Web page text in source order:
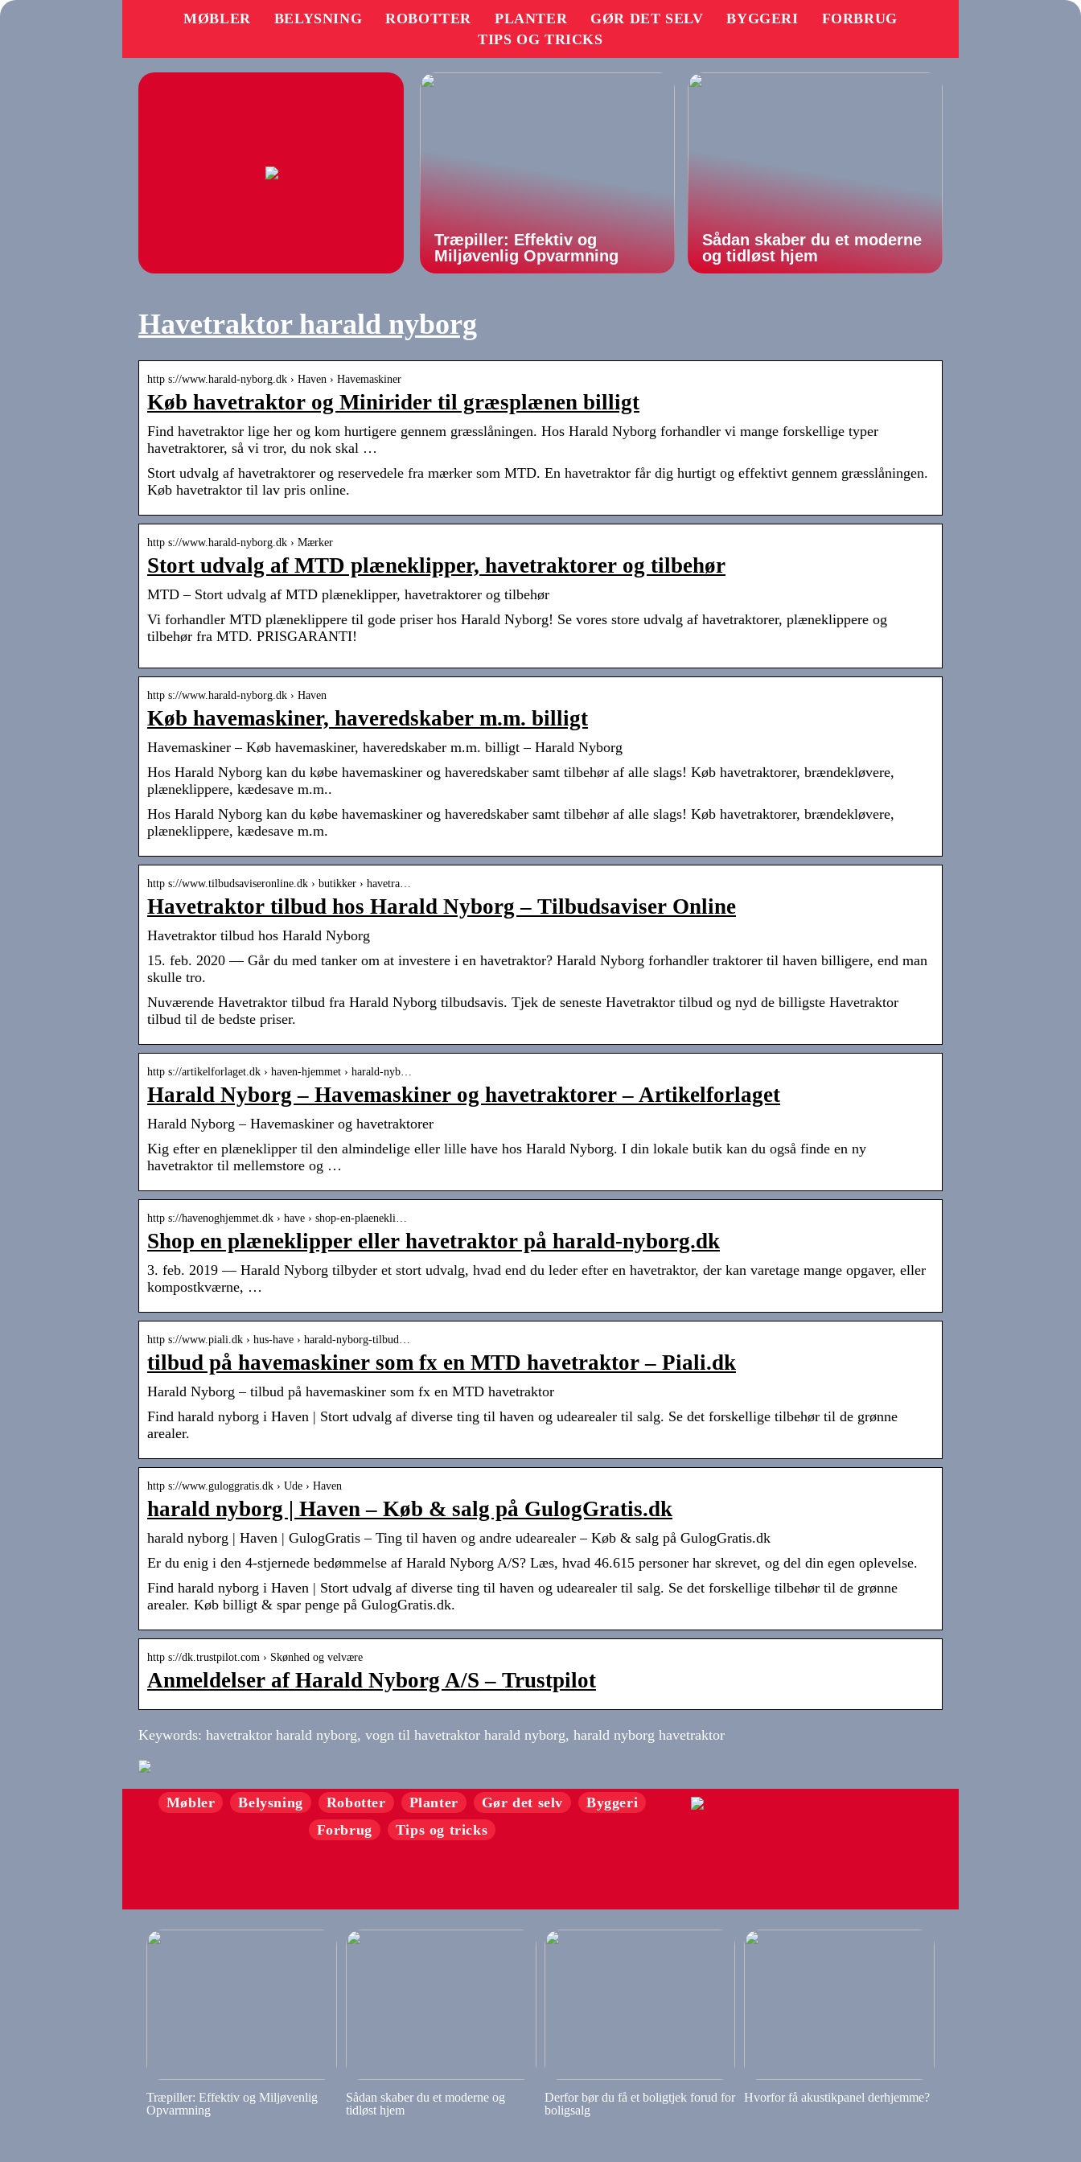
MØBLER BELYSNING ROBOTTER PLANTER GØR DET SELV BYGGERI
FORBRUG
TIPS OG TRICKS
Træpiller: Effektiv og
Miljøvenlig Opvarmning
Sådan skaber du et moderne
og tidløst hjem
Havetraktor harald nyborg
http s://www.harald-nyborg.dk › Haven › Havemaskiner
Køb havetraktor og Minirider til græsplænen billigt
Find havetraktor lige her og kom hurtigere gennem græsslåningen. Hos Harald Nyborg forhandler vi mange forskellige typer
havetraktorer, så vi tror, du nok skal …
Stort udvalg af havetraktorer og reservedele fra mærker som MTD. En havetraktor får dig hurtigt og effektivt gennem græsslåningen.
Køb havetraktor til lav pris online.
http s://www.harald-nyborg.dk › Mærker
Stort udvalg af MTD plæneklipper, havetraktorer og tilbehør
MTD – Stort udvalg af MTD plæneklipper, havetraktorer og tilbehør
Vi forhandler MTD plæneklippere til gode priser hos Harald Nyborg! Se vores store udvalg af havetraktorer, plæneklippere og
tilbehør fra MTD. PRISGARANTI!
http s://www.harald-nyborg.dk › Haven
Køb havemaskiner, haveredskaber m.m. billigt
Havemaskiner – Køb havemaskiner, haveredskaber m.m. billigt – Harald Nyborg
Hos Harald Nyborg kan du købe havemaskiner og haveredskaber samt tilbehør af alle slags! Køb havetraktorer, brændekløvere,
plæneklippere, kædesave m.m..
Hos Harald Nyborg kan du købe havemaskiner og haveredskaber samt tilbehør af alle slags! Køb havetraktorer, brændekløvere,
plæneklippere, kædesave m.m.
http s://www.tilbudsaviseronline.dk › butikker › havetra…
Havetraktor tilbud hos Harald Nyborg – Tilbudsaviser Online
Havetraktor tilbud hos Harald Nyborg
15. feb. 2020 — Går du med tanker om at investere i en havetraktor? Harald Nyborg forhandler traktorer til haven billigere, end man
skulle tro.
Nuværende Havetraktor tilbud fra Harald Nyborg tilbudsavis. Tjek de seneste Havetraktor tilbud og nyd de billigste Havetraktor
tilbud til de bedste priser.
http s://artikelforlaget.dk › haven-hjemmet › harald-nyb…
Harald Nyborg – Havemaskiner og havetraktorer – Artikelforlaget
Harald Nyborg – Havemaskiner og havetraktorer
Kig efter en plæneklipper til den almindelige eller lille have hos Harald Nyborg. I din lokale butik kan du også finde en ny
havetraktor til mellemstore og …
http s://havenoghjemmet.dk › have › shop-en-plaenekli…
Shop en plæneklipper eller havetraktor på harald-nyborg.dk
3. feb. 2019 — Harald Nyborg tilbyder et stort udvalg, hvad end du leder efter en havetraktor, der kan varetage mange opgaver, eller
kompostkværne, …
http s://www.piali.dk › hus-have › harald-nyborg-tilbud…
tilbud på havemaskiner som fx en MTD havetraktor – Piali.dk
Harald Nyborg – tilbud på havemaskiner som fx en MTD havetraktor
Find harald nyborg i Haven | Stort udvalg af diverse ting til haven og udearealer til salg. Se det forskellige tilbehør til de grønne
arealer.
http s://www.guloggratis.dk › Ude › Haven
harald nyborg | Haven – Køb & salg på GulogGratis.dk
harald nyborg | Haven | GulogGratis – Ting til haven og andre udearealer – Køb & salg på GulogGratis.dk
Er du enig i den 4-stjernede bedømmelse af Harald Nyborg A/S? Læs, hvad 46.615 personer har skrevet, og del din egen oplevelse.
Find harald nyborg i Haven | Stort udvalg af diverse ting til haven og udearealer til salg. Se det forskellige tilbehør til de grønne
arealer. Køb billigt & spar penge på GulogGratis.dk.
http s://dk.trustpilot.com › Skønhed og velvære
Anmeldelser af Harald Nyborg A/S – Trustpilot
Keywords: havetraktor harald nyborg, vogn til havetraktor harald nyborg, harald nyborg havetraktor
Møbler Belysning Robotter Planter Gør det selv
Byggeri
Forbrug
Tips og tricks
Træpiller: Effektiv og Miljøvenlig
Opvarmning
Sådan skaber du et moderne og
tidløst hjem
Derfor bør du få et boligtjek forud for
boligsalg
Hvorfor få akustikpanel derhjemme?